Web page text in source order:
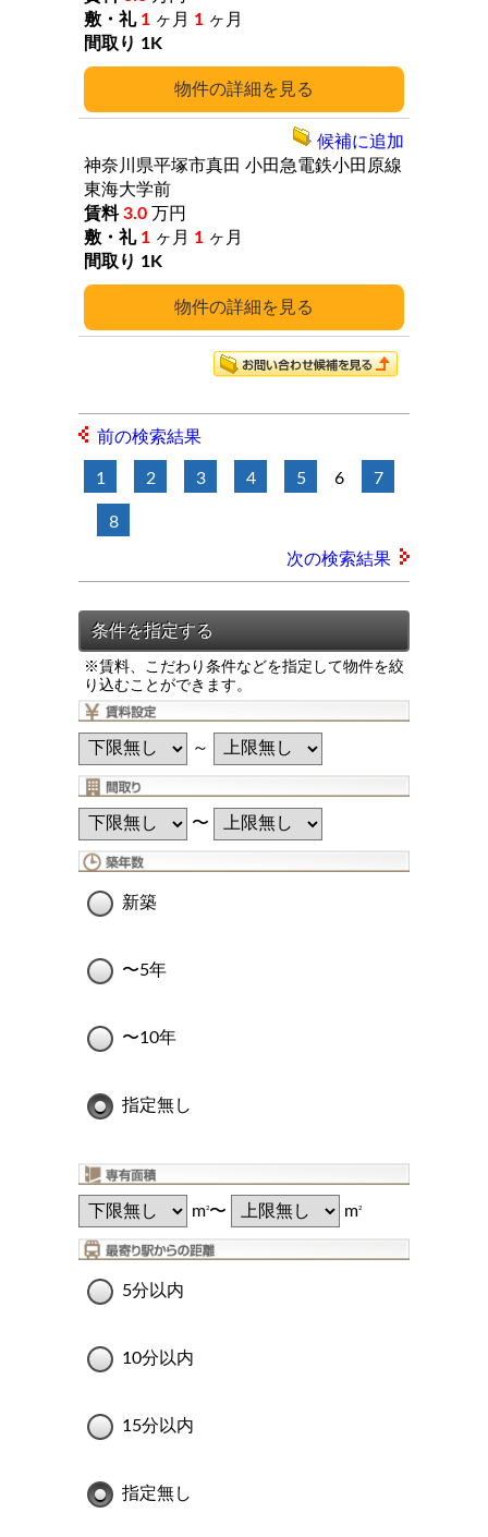
詳細
1 ヶ月 1 ヶ月
1K
詳細
神奈川県平塚市真田 小田急電鉄小田原線
東海大学前
3.0 万円
1 ヶ月 1 ヶ月
1K
候補に追加
前の検索結果
1 2 3 4 5 6 7
8
次の検索結果
※賃料、こだわり条件などを指定して物件を絞
り込むことができます。
～
〜
新築
〜5年
〜10年
指定無し
m2〜 m2
5分以内
10分以内
15分以内
指定無し